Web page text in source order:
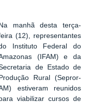
image carousel
Na manhã desta terça-
(12), representantes
Instituto Federal do
(IFAM) e da
de Estado de
Produção Rural (Sepror-
estiveram reunidos
viabilizar cursos de